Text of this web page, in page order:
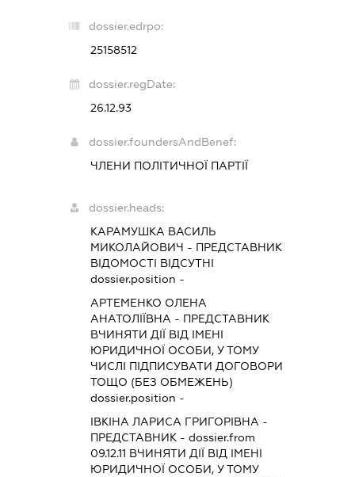
dossier.edrpo:
25158512
dossier.regDate:
26.12.93
dossier.foundersAndBenef:
ЧЛЕНИ ПОЛІТИЧНОЇ ПАРТІЇ
dossier.heads:
КАРАМУШКА ВАСИЛЬ
МИКОЛАЙОВИЧ - ПРЕДСТАВНИК
ВІДОМОСТІ ВІДСУТНІ
dossier.position -
АРТЕМЕНКО ОЛЕНА
АНАТОЛІЇВНА - ПРЕДСТАВНИК
ВЧИНЯТИ ДІЇ ВІД ІМЕНІ
ЮРИДИЧНОЇ ОСОБИ, У ТОМУ
ЧИСЛІ ПІДПИСУВАТИ ДОГОВОРИ
ТОЩО (БЕЗ ОБМЕЖЕНЬ)
dossier.position -
ІВКІНА ЛАРИСА ГРИГОРІВНА -
ПРЕДСТАВНИК- dossier.from
09.12.11 ВЧИНЯТИ ДІЇ ВІД ІМЕНІ
ЮРИДИЧНОЇ ОСОБИ, У ТОМУ